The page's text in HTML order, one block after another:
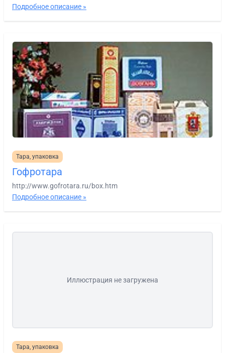
Подробное описание »
Тара, упаковка
Гофротара
http://www.gofrotara.ru/box.htm
Подробное описание »
Иллюстрация не загружена
Тара, упаковка